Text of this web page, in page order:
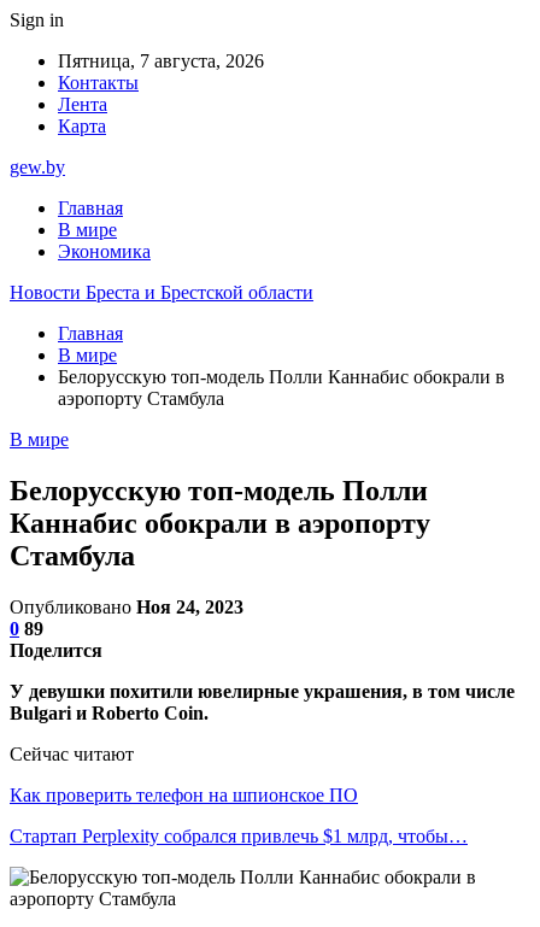
Sign in
Пятница, 7 августа, 2026
Контакты
Лента
Карта
gew.by
Главная
В мире
Экономика
Новости Бреста и Брестской области
Главная
В мире
Белорусскую топ-модель Полли Каннабис обокрали в
аэропорту Стамбула
В мире
Белорусскую топ-модель Полли
Каннабис обокрали в аэропорту
Стамбула
Опубликовано Ноя 24, 2023
0 89
Поделится
У девушки похитили ювелирные украшения, в том числе
Bulgari и Roberto Coin.
Сейчас читают
Как проверить телефон на шпионское ПО
Стартап Perplexity собрался привлечь $1 млрд, чтобы…